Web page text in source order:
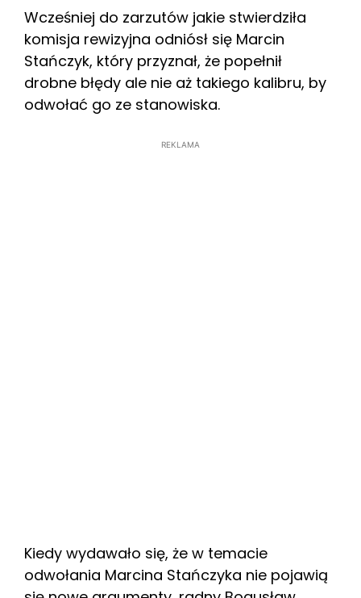
Wcześniej do zarzutów jakie stwierdziła
komisja rewizyjna odniósł się Marcin
Stańczyk, który przyznał, że popełnił
drobne błędy ale nie aż takiego kalibru, by
odwołać go ze stanowiska.
REKLAMA
Kiedy wydawało się, że w temacie
odwołania Marcina Stańczyka nie pojawią